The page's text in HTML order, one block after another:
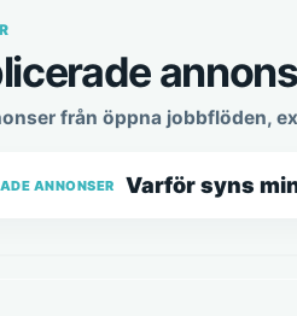
från öppna jobbflöden,
ANNONSER Varför syns